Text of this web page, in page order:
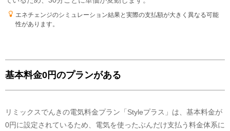
エネチェンジのシミュレーション結果と実際の支払額が大きく異なる可能
性があります。
基本料金0円のプランがある
リミックスでんきの電気料金プラン「Styleプラス」は、基本料金が
0円に設定されているため、電気を使ったぶんだけ支払う料金体系に